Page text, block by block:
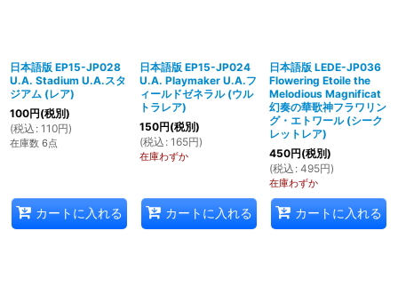
日本語版 EP15-JP028
U.A. Stadium U.A.スタ
ジアム (レア)
100円(税別)
(税込 : 110円)
在庫数 6点
カートに入れる
日本語版 EP15-JP024
U.A. Playmaker U.A.フ
ィールドゼネラル (ウル
トラレア)
150円(税別)
(税込 : 165円)
在庫わずか
カートに入れる
日本語版 LEDE-JP036
Flowering Etoile the
Melodious Magnificat
幻奏の華歌神フラワリン
グ・エトワール (シーク
レットレア)
450円(税別)
(税込 : 495円)
在庫わずか
カートに入れる